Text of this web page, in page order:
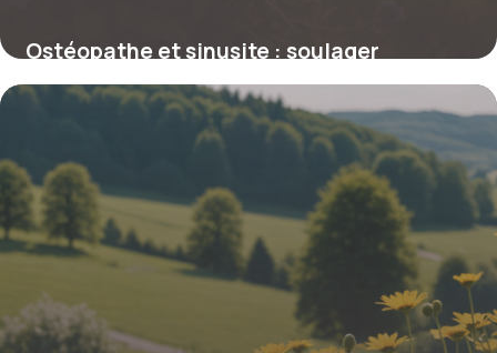
Ostéopathe et sinusite : soulager
naturellement ses symptômes